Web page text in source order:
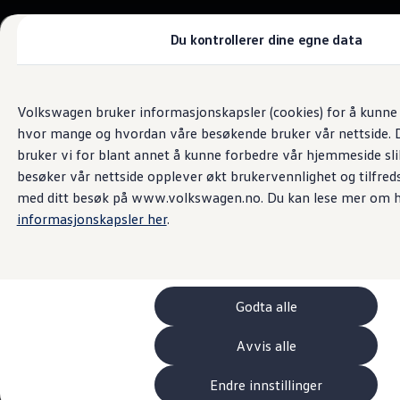
Du kontrollerer dine egne data
Volkswagen bruker informasjonskapsler (cookies) for å
hvor mange og hvordan våre besøkende bruker vår nettside.
bruker vi for blant annet å kunne forbedre vår hjemmeside
besøker vår nettside opplever økt brukervennlighet og
med ditt besøk på www.volkswagen.no. Du kan lese mer om
informasjonskapsler her.
Godta alle
Avvis alle
Endre innstillinger
hovedinnhold
til
footer
ID. Buzz GTX Lang Varebil
Kampanjer
ID. Polo
ID.3
ID.3 Neo
ID.4
ID.7 Tourer
Våre varebiler
Prislister
Varebiler med firehjulstrekk
Bilsenteret Namsos
4.9|394 kundeanmeldelser